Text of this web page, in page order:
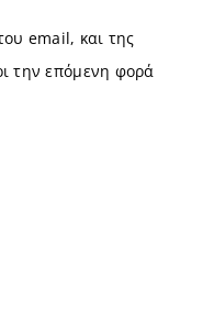
email, και της
την επόμενη φορά